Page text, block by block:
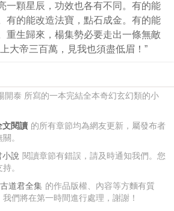
一顆星辰，功效也各有不同。有的能
有的能改造法寶，點石成金。有的能
重生歸來，楊集勢必要走出一條無敵
大帝三百萬，見我也須盡低眉！”
開泰 所寫的一本完結全本奇幻玄幻類的小
文閱讀 的所有章節均為網友更新，屬發布者
。
小說 閱讀章節有錯誤，請及時通知我們。您
。
道君全集 的作品版權、內容等方麵有質
們將在第一時間進行處理，謝謝！